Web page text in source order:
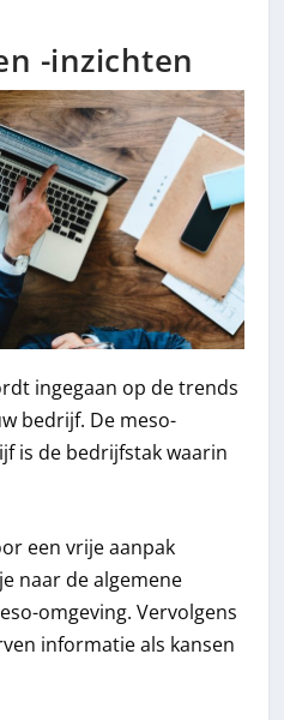
-inzichten
ingegaan op de trends
bedrijf. De meso-
is de bedrijfstak waarin
een vrije aanpak
naar de algemene
omgeving. Vervolgens
informatie als kansen